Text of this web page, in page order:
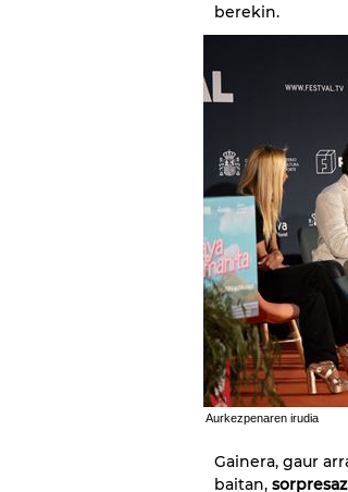
berekin.
Aurkezpenaren irudia
Gainera, gaur
baitan,